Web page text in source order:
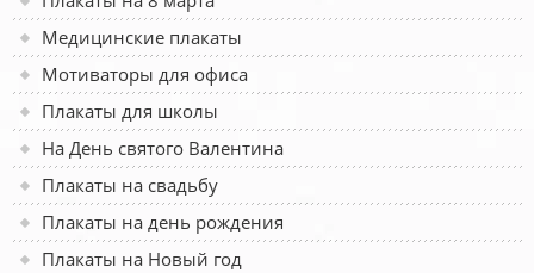
Медицинские плакаты
Мотиваторы для офиса
Плакаты для школы
На День святого Валентина
Плакаты на свадьбу
Плакаты на день рождения
Плакаты на Новый год